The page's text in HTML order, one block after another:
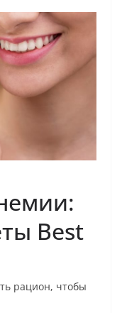
Best
рацион, чтобы